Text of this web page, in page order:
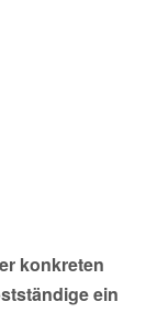
konkreten
ein